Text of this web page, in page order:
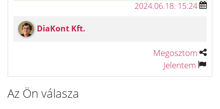
2024.06.18. 15:24
DiaKont Kft.
Megosztom
Jelentem
Az Ön válasza